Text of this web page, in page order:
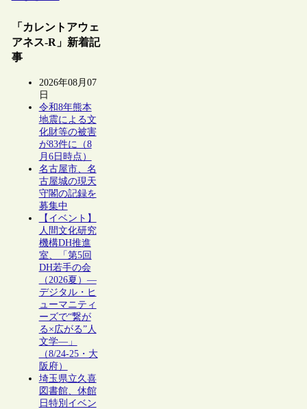
「カレントアウェ
アネス-R」新着記
事
2026年08月07
日
令和8年熊本
地震による文
化財等の被害
が83件に（8
月6日時点）
名古屋市、名
古屋城の現天
守閣の記録を
募集中
【イベント】
人間文化研究
機構DH推進
室、「第5回
DH若手の会
（2026夏）―
デジタル・ヒ
ューマニティ
ーズで“繋が
る×広がる”人
文学―」
（8/24-25・大
阪府）
埼玉県立久喜
図書館、休館
日特別イベン